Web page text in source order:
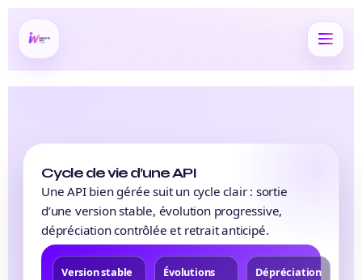
Cycle de vie d’une API
Une API bien gérée suit un cycle clair : sortie
d’une version stable, évolution progressive,
dépréciation contrôlée et retrait anticipé.
Version stable
Évolutions
Dépréciation